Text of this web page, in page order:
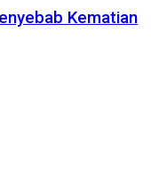
Kematian